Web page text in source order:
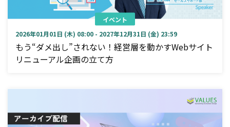
イベント
2026年01月01日 (木) 08:00 - 2027年12月31日 (金) 23:59
もう“ダメ出し”されない！経営層を動かすWebサイト
リニューアル企画の立て方